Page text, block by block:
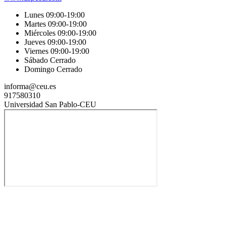
Lunes 09:00-19:00
Martes 09:00-19:00
Miércoles 09:00-19:00
Jueves 09:00-19:00
Viernes 09:00-19:00
Sábado Cerrado
Domingo Cerrado
informa@ceu.es
917580310
Universidad San Pablo-CEU